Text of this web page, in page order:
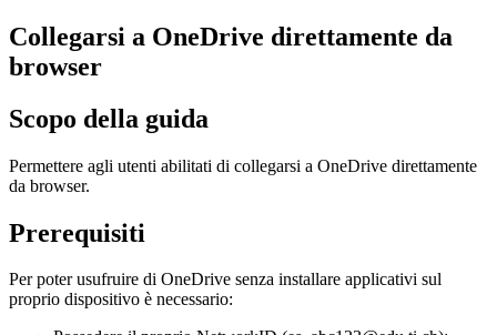
Collegarsi a OneDrive direttamente da
browser
Scopo della guida
Permettere agli utenti abilitati di collegarsi a OneDrive direttamente
da browser.
Prerequisiti
Per poter usufruire di OneDrive senza installare applicativi sul
proprio dispositivo è necessario: